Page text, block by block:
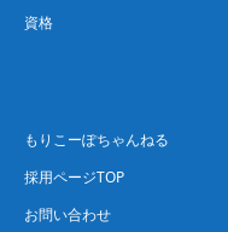
資格
もりこーぽちゃんねる
採用ページTOP
お問い合わせ